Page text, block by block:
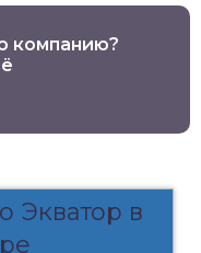
компанию?
Экватор в